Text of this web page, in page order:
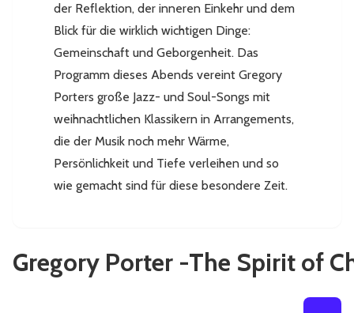
der Reflektion, der inneren Einkehr und dem
Blick für die wirklich wichtigen Dinge:
Gemeinschaft und Geborgenheit. Das
Programm dieses Abends vereint Gregory
Porters große Jazz- und Soul-Songs mit
weihnachtlichen Klassikern in Arrangements,
die der Musik noch mehr Wärme,
Persönlichkeit und Tiefe verleihen und so
wie gemacht sind für diese besondere Zeit.
Gregory Porter -The Spirit of